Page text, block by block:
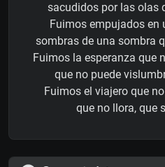
sacudidos por las olas
Fuimos empujados en
sombras de una sombra
Fuimos la esperanza que
que no puede
Fuimos el viajero que
que no llora, que